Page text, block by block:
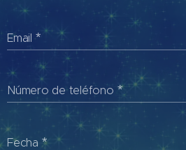
Email
Número de teléfono
Fecha